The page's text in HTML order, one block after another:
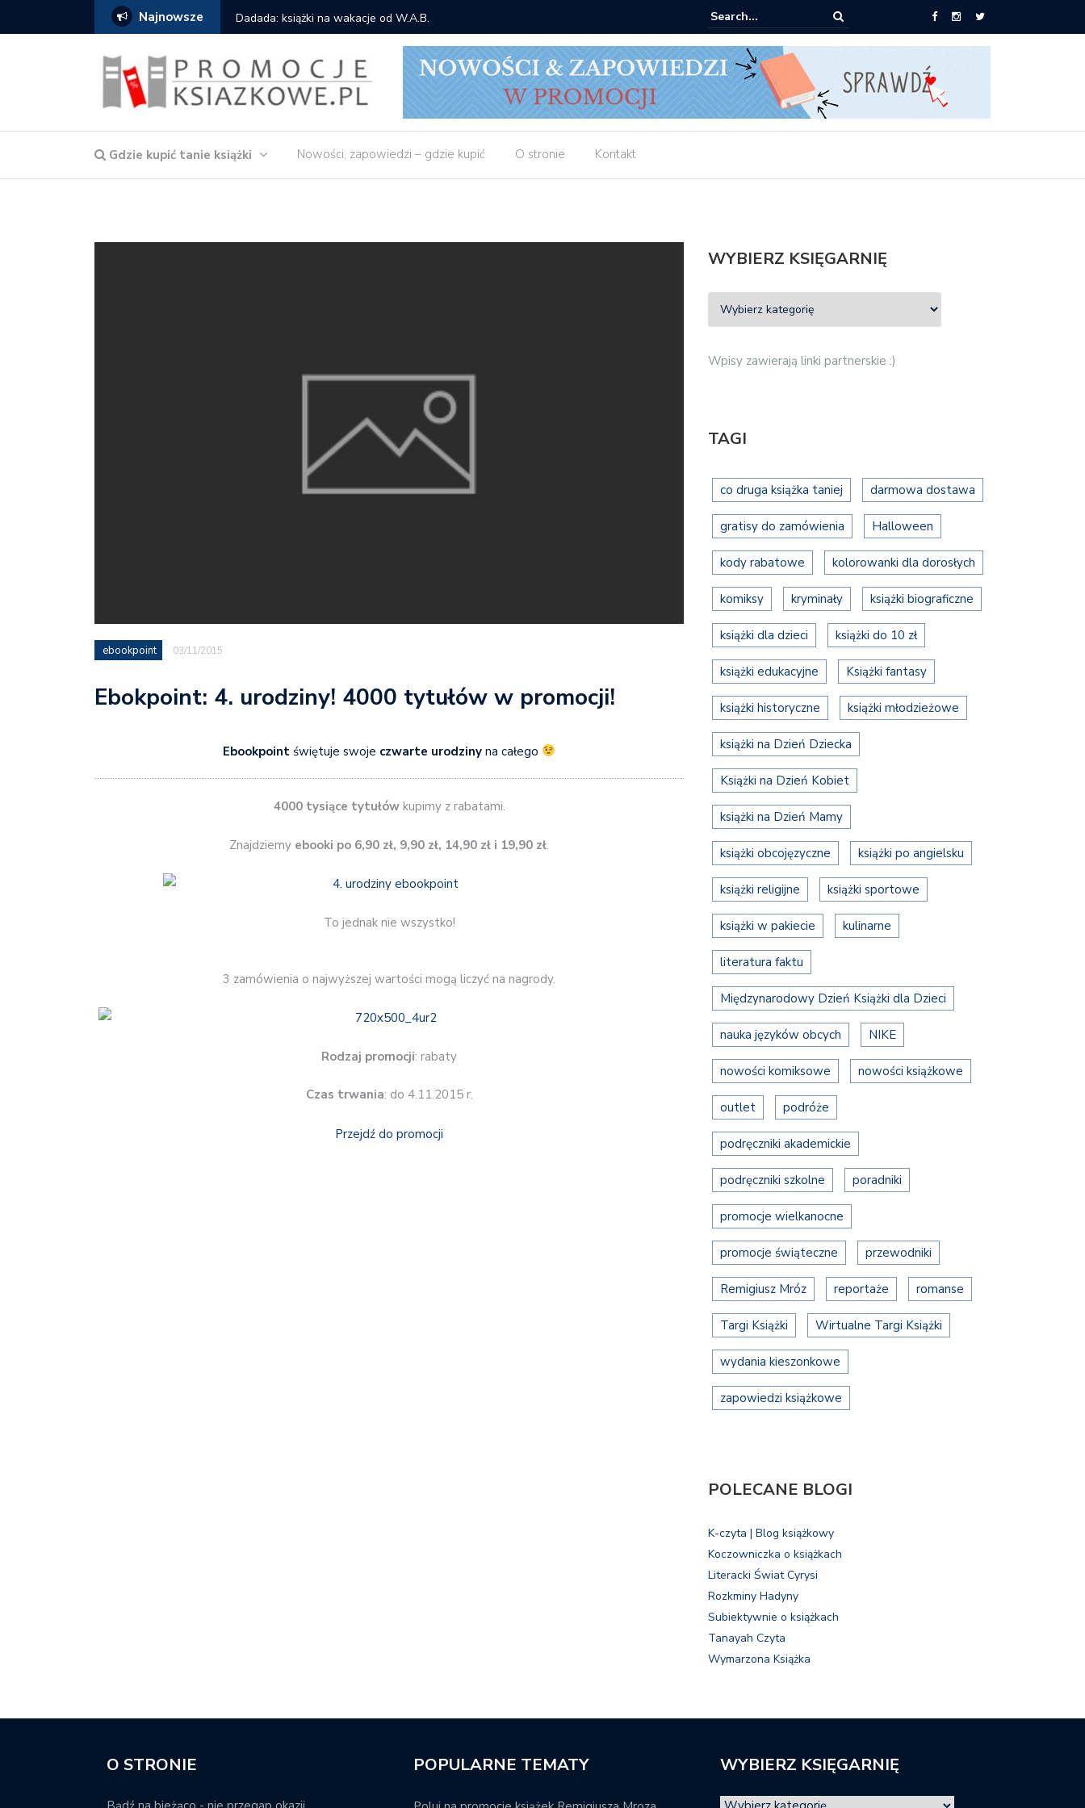
Najnowsze Dadada: książki na wakacje od W.A.B. Gdzie kupić: Mieczysław Gorzka – Copycat
Gdzie kupić tanie książki Nowości, zapowiedzi – gdzie kupić O stronie Kontakt
ebookpoint 03/11/2015
Ebokpoint: 4. urodziny! 4000 tytułów w promocji!
Ebookpointświętuje swoje czwarte urodzinyna całego
4000 tysiące tytułówkupimy z rabatami.
Znajdziemy ebooki po 6,90 zł, 9,90 zł, 14,90 zł i 19,90 zł.
To jednak nie wszystko!
3 zamówienia o najwyższej wartości mogą liczyć na nagrody.
Rodzaj promocji: rabaty
Czas trwania: do 4.11.2015 r.
Przejdź do promocji
WYBIERZ KSIĘGARNIĘ
Wpisy zawierają linki partnerskie :)
TAGI
co druga książka taniej darmowa dostawa
gratisy do zamówienia Halloween
kody rabatowe kolorowanki dla dorosłych
komiksy kryminały książki biograficzne
książki dla dzieci książki do 10 zł
książki edukacyjne Książki fantasy
książki historyczne książki młodzieżowe
książki na Dzień Dziecka
Książki na Dzień Kobiet
książki na Dzień Mamy
książki obcojęzyczne książki po angielsku
książki religijne książki sportowe
książki w pakiecie kulinarne
literatura faktu
Międzynarodowy Dzień Książki dla Dzieci
nauka języków obcych NIKE
nowości komiksowe nowości książkowe
outlet podróże
podręczniki akademickie
podręczniki szkolne poradniki
promocje wielkanocne
promocje świąteczne przewodniki
Remigiusz Mróz reportaże romanse
Targi Książki Wirtualne Targi Książki
wydania kieszonkowe
zapowiedzi książkowe
POLECANE BLOGI
K-czyta | Blog książkowy
Koczowniczka o książkach
Literacki Świat Cyrysi
Rozkminy Hadyny
Subiektywnie o książkach
Tanayah Czyta
Wymarzona Książka
O STRONIE POPULARNE TEMATY WYBIERZ KSIĘGARNIĘ